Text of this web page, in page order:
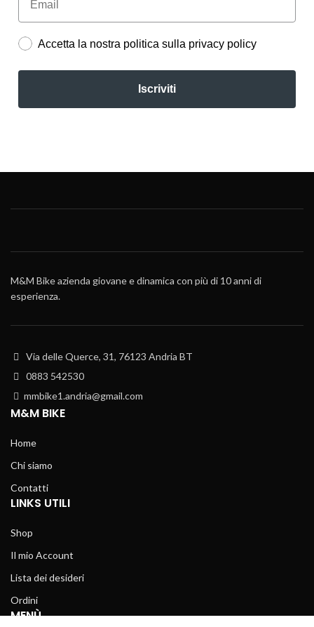
Accetta la nostra politica sulla privacy policy
Iscriviti
M&M Bike azienda giovane e dinamica con più di 10 anni di
esperienza.
Via delle Querce, 31, 76123 Andria BT
0883 542530
mmbike1.andria@gmail.com
M&M BIKE
Home
Chi siamo
Contatti
LINKS UTILI
Shop
Il mio Account
Lista dei desideri
Ordini
MENÙ